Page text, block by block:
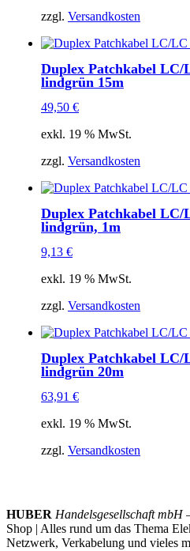
zzgl. Versandkosten
Duplex Patchkabel LC/
lindgrün 15m
49,50 €
exkl. 19 % MwSt.
zzgl. Versandkosten
Duplex Patchkabel LC/
lindgrün, 1m
9,13 €
exkl. 19 % MwSt.
zzgl. Versandkosten
Duplex Patchkabel LC/
lindgrün 20m
63,91 €
exkl. 19 % MwSt.
zzgl. Versandkosten
HUBER Handelsgesellschaft mbH
Shop | Alles rund um das Thema
Netzwerk, Verkabelung und vieles